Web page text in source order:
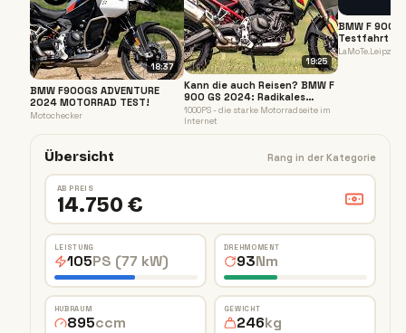
18:37
BMW F900GS ADVENTURE
2024 MOTORRAD TEST!
Motochecker
19:25
Kann die auch Reisen? BMW F
900 GS 2024: Radikales
Sportgerät im Test!
1000PS - die starke Motorradseite im
Internet
BMW F 900
Testfahrt
Daten
LaMoTe.Leipzig
Übersicht Rang in der Kategorie
AB PREIS
14.750 €
LEISTUNG
105PS (77 kW)
DREHMOMENT
93Nm
HUBRAUM
895ccm
GEWICHT
246kg